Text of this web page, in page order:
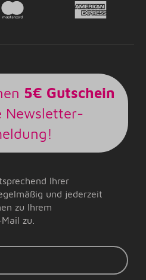
5€ Gutschein
Newsletter-
Ihrer
und jederzeit
zu Ihrem
zu.